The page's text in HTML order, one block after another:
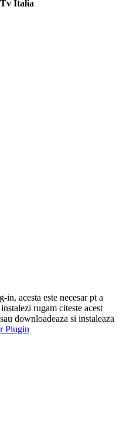
Italia
acesta este necesar pt a
rugam citeste acest
downloadeaza si instaleaza
Plugin